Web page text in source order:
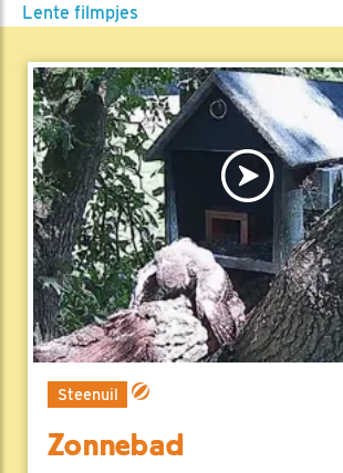
Lente filmpjes
Steenuil
Zonnebad